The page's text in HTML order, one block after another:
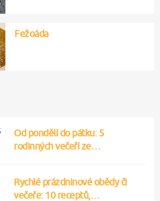
Fežoáda
Od pondělí do pátku: 5
rodinných večeří ze…
Rychlé prázdninové obědy či
večeře: 10 receptů,…